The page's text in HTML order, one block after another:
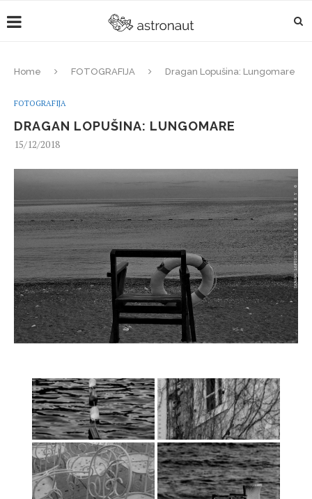
Home FOTOGRAFIJA Dragan Lopušina: Lungomare
FOTOGRAFIJA
DRAGAN LOPUŠINA: LUNGOMARE
15/12/2018